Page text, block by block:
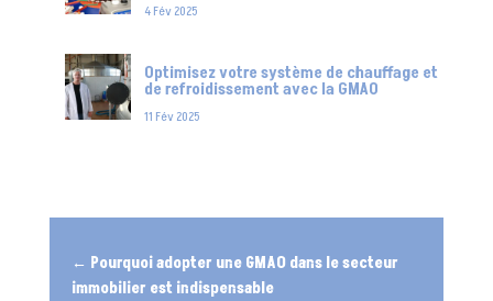
4 Fév 2025
Optimisez votre système de chauffage et
de refroidissement avec la GMAO
11 Fév 2025
← Pourquoi adopter une GMAO dans le secteur
immobilier est indispensable